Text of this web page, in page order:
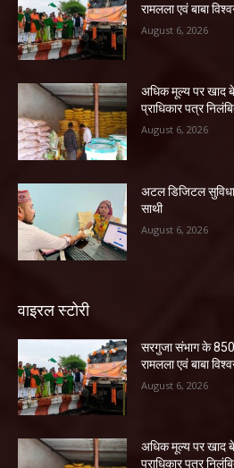
रामलला एवं बाबा
August 6, 2026
अधिक मूल्य पर खाद
प्राधिकार पत्र
August 6, 2026
अटल डिजिटल सुविधा
साथी
August 6, 2026
वाइरल स्टोरी
सरगुजा संभाग के 850
रामलला एवं बाबा
August 6, 2026
अधिक मूल्य पर खाद
प्राधिकार पत्र